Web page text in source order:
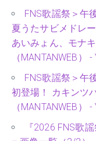
FNS歌謡祭＞午
夏うたサビメドレ
あいみょん、モナ
（MANTANWEB）
FNS歌謡祭＞午
初登場！ カキンツ
（MANTANWEB）
『2026 FNS歌